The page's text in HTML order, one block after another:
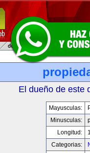
El dueño de este
Mayusculas:
Minusculas:
Longitud:
Categorias: